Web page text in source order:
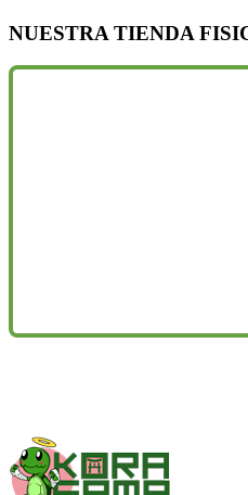
NUESTRA TIENDA